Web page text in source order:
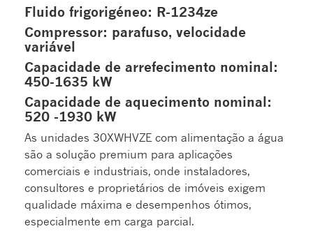
Fluido frigorigéneo: R-1234ze
Compressor: parafuso, velocidade
variável
Capacidade de arrefecimento nominal:
450-1635 kW
Capacidade de aquecimento nominal:
520 -1930 kW
As unidades 30XWHVZE com alimentação a água
são a solução premium para aplicações
comerciais e industriais, onde instaladores,
consultores e proprietários de imóveis exigem
qualidade máxima e desempenhos ótimos,
especialmente em carga parcial.